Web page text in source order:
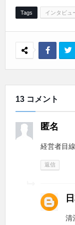
Tags インタビュ
13 コメント
匿名
経営者目
返信
清